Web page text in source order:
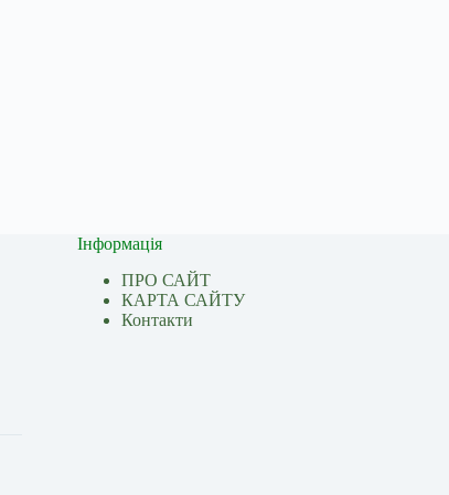
Інформація
ПРО САЙТ
КАРТА САЙТУ
Контакти